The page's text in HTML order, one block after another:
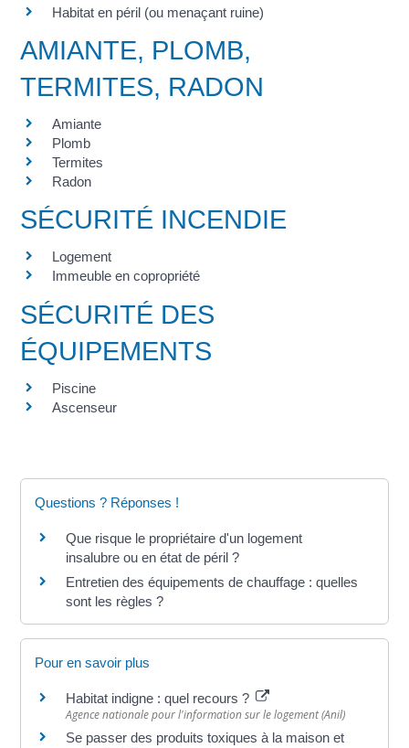
Habitat en péril (ou menaçant ruine)
AMIANTE, PLOMB,
TERMITES, RADON
Amiante
Plomb
Termites
Radon
SÉCURITÉ INCENDIE
Logement
Immeuble en copropriété
SÉCURITÉ DES
ÉQUIPEMENTS
Piscine
Ascenseur
Questions ? Réponses !
Que risque le propriétaire d'un logement
insalubre ou en état de péril ?
Entretien des équipements de chauffage : quelles
sont les règles ?
Pour en savoir plus
Habitat indigne : quel recours ?
Agence nationale pour l'information sur le logement (Anil)
Se passer des produits toxiques à la maison et